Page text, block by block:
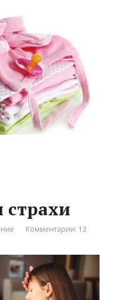
Комментарии: 13